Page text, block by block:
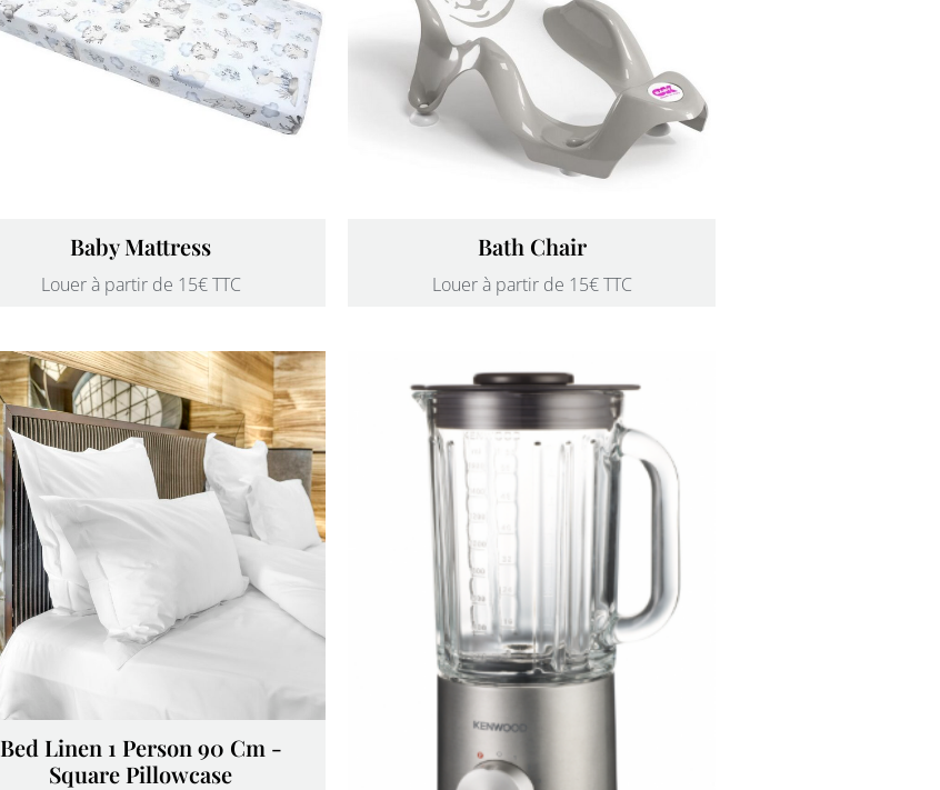
Baby Mattress
Louer à partir de 15€ TTC
Bath Chair
Louer à partir de 15€ TTC
Bed Linen 1 Person 90 Cm -
Square Pillowcase